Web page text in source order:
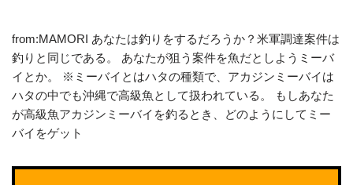
from:MAMORI あなたは釣りをするだろうか？米軍調達案件は
釣りと同じである。 あなたが狙う案件を魚だとしようミーバ
イとか。 ※ミーバイとはハタの種類で、アカジンミーバイは
ハタの中でも沖縄で高級魚として扱われている。 もしあなた
が高級魚アカジンミーバイを釣るとき、どのようにしてミー
バイをゲット